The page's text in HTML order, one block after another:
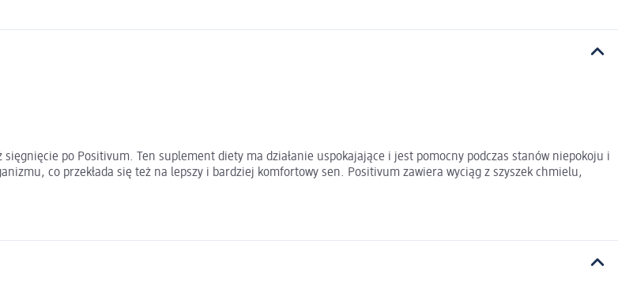
po Positivum. Ten suplement diety ma działanie uspokajające i jest pomocny podczas stanów niepokoju i
co przekłada się też na lepszy i bardziej komfortowy sen. Positivum zawiera wyciąg z szyszek chmielu,